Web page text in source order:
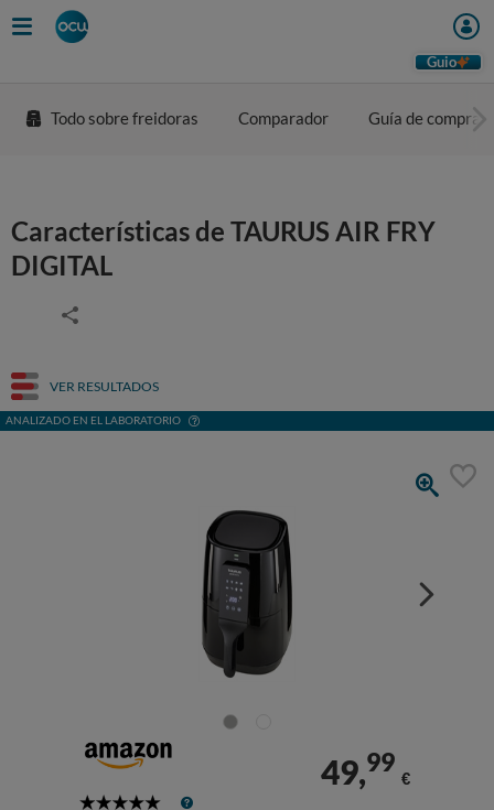
Guio
Todo sobre freidoras Comparador Guía de compra
Características de TAURUS AIR FRY
DIGITAL
VER RESULTADOS
ANALIZADO EN EL LABORATORIO
5
49,99
€